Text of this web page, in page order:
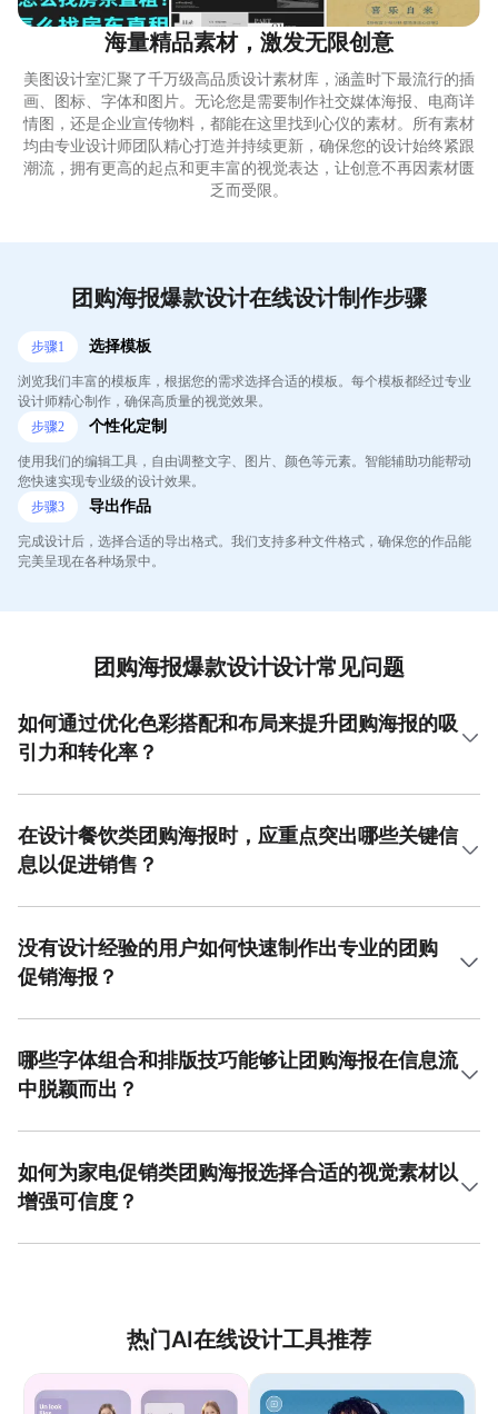
海量精品素材，激发无限创意
美图设计室汇聚了千万级高品质设计素材库，涵盖时下最流行的插
画、图标、字体和图片。无论您是需要制作社交媒体海报、电商详
情图，还是企业宣传物料，都能在这里找到心仪的素材。所有素材
均由专业设计师团队精心打造并持续更新，确保您的设计始终紧跟
潮流，拥有更高的起点和更丰富的视觉表达，让创意不再因素材匮
乏而受限。
团购海报爆款设计在线设计制作步骤
步骤1 选择模板
浏览我们丰富的模板库，根据您的需求选择合适的模板。每个模板都经过专业
设计师精心制作，确保高质量的视觉效果。
步骤2 个性化定制
使用我们的编辑工具，自由调整文字、图片、颜色等元素。智能辅助功能帮动
您快速实现专业级的设计效果。
步骤3 导出作品
完成设计后，选择合适的导出格式。我们支持多种文件格式，确保您的作品能
完美呈现在各种场景中。
团购海报爆款设计设计常见问题
如何通过优化色彩搭配和布局来提升团购海报的吸
引力和转化率？
发购买欲。布局上，遵循“F型”阅读规律，将核心促销信息、
产品主图和行动号召按钮置于视觉焦点区域。例如，主标题
使用醒目字体突出折扣，副标题补充活动亮点，产品图清晰
些设计技巧的灵活运用，正是美图设计室在团购海报爆款设
计中的核心优势，其内置的色彩搭配工具与专业模板能极大
简化这一流程，助力用户快速生成高转化率设计。美图设计
室提供了海量优质模板与直观的拖拽工具，让没有专业设计
在设计餐饮类团购海报时，应重点突出哪些关键信
息以促进销售？
套餐”，并用加大加粗字体显示。其次，高质量的食物特写图
片至关重要，它能直接激发食欲。第三，明确标注活动有效
期和适用门店，避免消费纠纷。最后，一个显眼的、带有紧
关键。将这些元素通过合理的视觉层级进行编排，是完成一
次成功的团购海报爆款设计的基础。美图设计室模板库中拥
有大量针对餐饮行业的专业设计，直接替换图文即可快速出
图，操作非常便捷。
没有设计经验的用户如何快速制作出专业的团购
促销海报？
这能保证整体风格的专业性。其次，聚焦于内容替换：将模
板中的文案修改为自身的活动信息，产品图替换为实拍高清
图片。接着，调整色彩以强化品牌识别，可使用取色工具直
目了然，无冗余元素。整个过程依托于一个强大的设计平
台，美图设计室为此提供了极佳的解决方案，其丰富的团购
海报爆款设计模板和简单的拖拽式编辑功能，让零基础用户
也能在十分钟内完成制作，极大地提升了设计效率和专业
哪些字体组合和排版技巧能够让团购海报在信息流
中脱颖而出？
无衬线体（如方正兰亭大黑）来增强力量感，正文则使用纤
细清晰的字体（如思源黑体Regular）以保证可读性。排版
上，运用对比手法：通过字号的大小对比、字间距的疏密对
主标题字号最大且颜色最重，副标题次之，说明性文字最
如何为家电促销类团购海报选择合适的视觉素材以
增强可信度？
志（如能效标识）以及消费者好评截图来进一步背书。避免
产品卖点传达。构建这样的视觉体系是家电类团购海报爆款
设计成功的关键，它能显著降低消费者的决策成本，促进购
热门AI在线设计工具推荐